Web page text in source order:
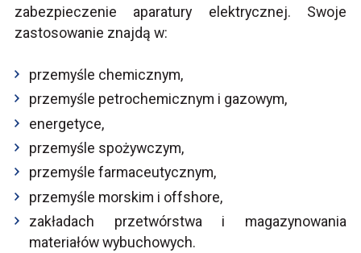
zabezpieczenie aparatury elektrycznej. Swoje
zastosowanie znajdą w:
przemyśle chemicznym,
przemyśle petrochemicznym i gazowym,
energetyce,
przemyśle spożywczym,
przemyśle farmaceutycznym,
przemyśle morskim i offshore,
zakładach przetwórstwa i magazynowania
materiałów wybuchowych.